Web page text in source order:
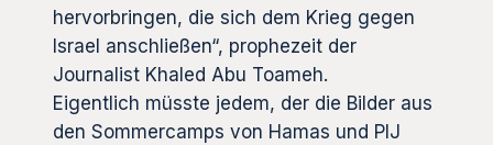
hervorbringen, die sich dem Krieg gegen
Israel anschließen“, prophezeit der
Journalist Khaled Abu Toameh.
Eigentlich müsste jedem, der die Bilder aus
den Sommercamps von Hamas und PIJ